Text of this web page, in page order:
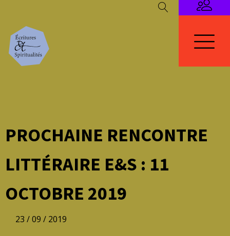
PROCHAINE RENCONTRE
LITTÉRAIRE E&S : 11
OCTOBRE 2019
23 / 09 / 2019